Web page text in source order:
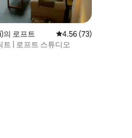
개
의 로프트 평점 4.56점(5점 만점
4.56 (73)
트 | 로프트 스튜디오